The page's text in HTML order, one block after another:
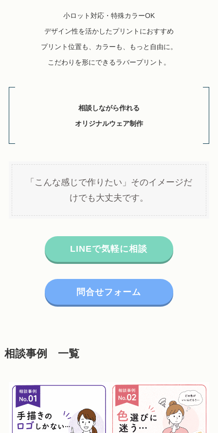
小ロット対応・特殊カラーOK
デザイン性を活かしたプリントにおすすめ
プリント位置も、カラーも、もっと自由に。
こだわりを形にできるラバープリント。
相談しながら作れる
オリジナルウェア制作
「こんな感じで作りたい」そのイメージだ
けでも大丈夫です。
LINEで気軽に相談
問合せフォーム
相談事例 一覧